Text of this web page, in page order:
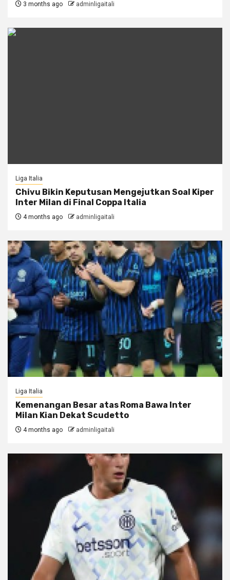
3 months ago adminligaitali
Liga Italia
Chivu Bikin Keputusan Mengejutkan Soal Kiper
Inter Milan di Final Coppa Italia
4 months ago adminligaitali
Liga Italia
Kemenangan Besar atas Roma Bawa Inter
Milan Kian Dekat Scudetto
4 months ago adminligaitali